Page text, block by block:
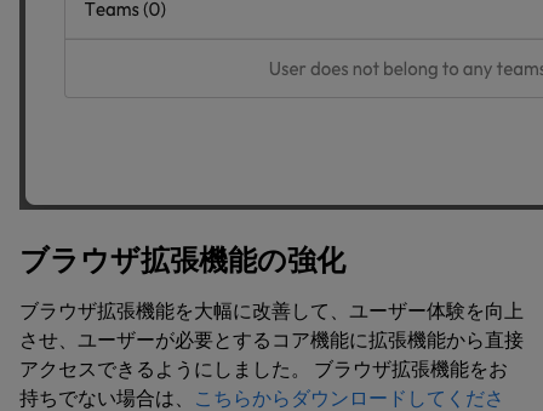
ブラウザ拡張機能の強化
ブラウザ拡張機能を大幅に改善して、ユーザー体験を向上
させ、ユーザーが必要とするコア機能に拡張機能から直接
アクセスできるようにしました。 ブラウザ拡張機能をお
持ちでない場合は、 こちらからダウンロードしてくださ